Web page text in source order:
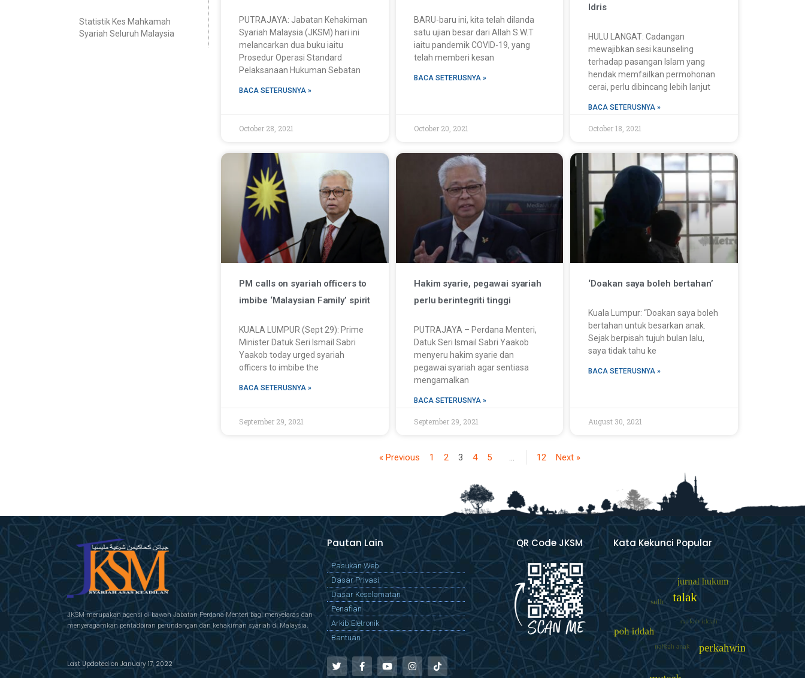
Statistik Kes Mahkamah
Syariah Seluruh Malaysia
PUTRAJAYA: Jabatan Kehakiman
Syariah Malaysia (JKSM) hari ini
melancarkan dua buku iaitu
Prosedur Operasi Standard
Pelaksanaan Hukuman Sebatan
BACA SETERUSNYA »
October 28, 2021
BARU-baru ini, kita telah dilanda
satu ujian besar dari Allah S.W.T
iaitu pandemik COVID-19, yang
telah memberi kesan
BACA SETERUSNYA »
October 20, 2021
Idris
HULU LANGAT: Cadangan
mewajibkan sesi kaunseling
terhadap pasangan Islam yang
hendak memfailkan permohonan
cerai, perlu dibincang lebih lanjut
BACA SETERUSNYA »
October 18, 2021
PM calls on syariah officers to
imbibe ‘Malaysian Family’ spirit
KUALA LUMPUR (Sept 29): Prime
Minister Datuk Seri Ismail Sabri
Yaakob today urged syariah
officers to imbibe the
BACA SETERUSNYA »
September 29, 2021
Hakim syarie, pegawai syariah
perlu berintegriti tinggi
PUTRAJAYA – Perdana Menteri,
Datuk Seri Ismail Sabri Yaakob
menyeru hakim syarie dan
pegawai syariah agar sentiasa
mengamalkan
BACA SETERUSNYA »
September 29, 2021
‘Doakan saya boleh bertahan’
Kuala Lumpur: “Doakan saya boleh
bertahan untuk besarkan anak.
Sejak berpisah tujuh bulan lalu,
saya tidak tahu ke
BACA SETERUSNYA »
August 30, 2021
« Previous 1 2 3 4 5 … 12 Next »
JKSM merupakan agensi di bawah Jabatan Perdana Menteri bagi menyelaras dan
menyeragamkan pentadbiran perundangan dan kehakiman syariah di Malaysia.
Last Updated on January 17, 2022
Pautan Lain
Pasukan Web
Dasar Privasi
Dasar Keselamatan
Penafian
Arkib Eletronik
Bantuan
QR Code JKSM Kata Kekunci Popular